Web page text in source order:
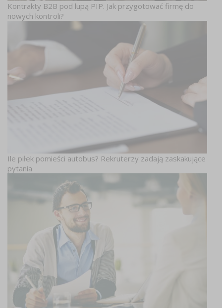
Kontrakty B2B pod lupą PIP. Jak przygotować firmę do
nowych kontroli?
Ile piłek pomieści autobus? Rekruterzy zadają zaskakujące
pytania